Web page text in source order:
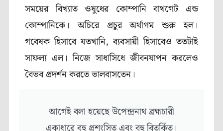
সময়ের বিখ্যাত ওষুধের কোম্পানি বাথগেট এন্ড
কোম্পানিকে। অচিরে প্রচুর অর্থাগম শুরু হল।
গবেষক হিসাবে যতখানি, ব্যবসায়ী হিসাবেও ততটাই
সাফল্য এল। নিজে সাধাসিধে জীবনযাপন করলেও
বৈভব প্রদর্শন করতে ভালবাসতেন।
আগেই বলা হয়েছে উপেন্দ্রনাথ ব্রহ্মচারী